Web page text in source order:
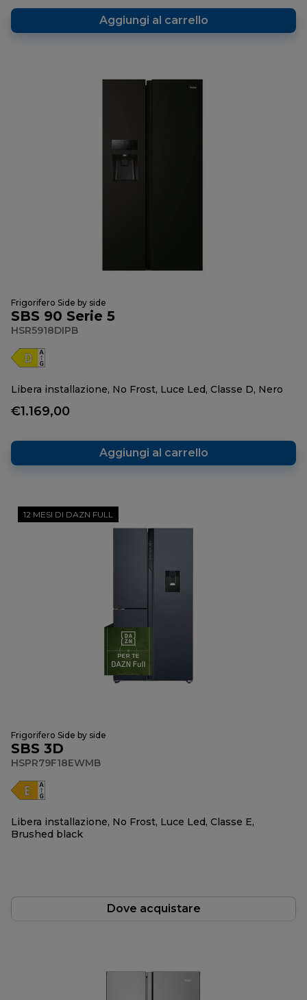
Aggiungi al carrello
Frigorifero Side by side
SBS 90 Serie 5
HSR5918DIPB
Libera installazione, No Frost, Luce Led, Classe D, Nero
€1.169,00
Aggiungi al carrello
12 MESI DI DAZN FULL
Frigorifero Side by side
SBS 3D
HSPR79F18EWMB
Libera installazione, No Frost, Luce Led, Classe E,
Brushed black
Dove acquistare